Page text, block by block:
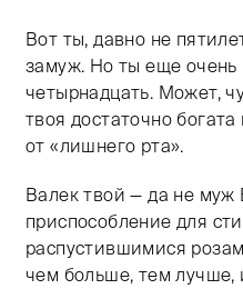
Вот ты, давно не
замуж. Но ты еще очень
четырнадцать. Может,
твоя достаточно
от «лишнего рта».
Валек твой — да не муж
приспособление для
распустившимися
чем больше, тем лучше,